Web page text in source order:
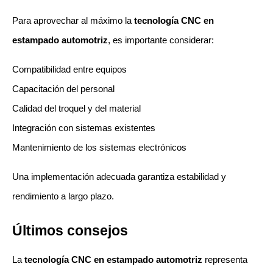
Para aprovechar al máximo la tecnología CNC en
estampado automotriz, es importante considerar:
Compatibilidad entre equipos
Capacitación del personal
Calidad del troquel y del material
Integración con sistemas existentes
Mantenimiento de los sistemas electrónicos
Una implementación adecuada garantiza estabilidad y
rendimiento a largo plazo.
Últimos consejos
La tecnología CNC en estampado automotriz representa